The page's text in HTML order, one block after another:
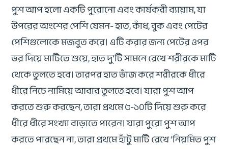
পুশ আপ হলো একটি পুরোনো এবং কার্যকরী ব্যায়াম, যা
উপরের অংশের পেশি যেমন- হাত, কাঁধ, বুক এবং পেটের
পেশিগুলোকে মজবুত করে। এটি করার জন্য পেটের ওপর
ভর দিয়ে মাটিতে শুয়ে, হাত দু’টি সামনে রেখে শরীরকে মাটি
থেকে তুলতে হবে। তারপর হাত ভাঁজ করে শরীরকে ধীরে
ধীরে নিচে নামিয়ে আবার তুলতে হবে। যারা পুশ আপ
করতে শুরু করছেন, তারা প্রথমে ৫-১০টি দিয়ে শুরু করে
ধীরে ধীরে সংখ্যা বাড়াতে পারেন। যারা পুরো পুশ আপ
করতে পারছেন না, তারা প্রথমে হাঁটু মাটি রেখে ‘নিয়মিত পুশ